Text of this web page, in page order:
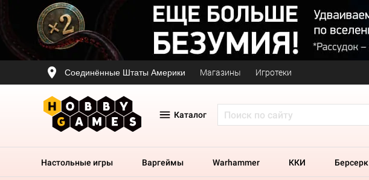
Соединённые Штаты Америки Магазины Игротеки
Каталог
Настольные игры Варгеймы Warhammer ККИ Берсерк